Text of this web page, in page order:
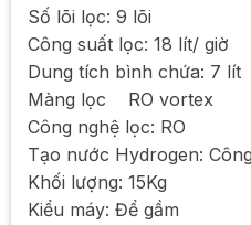
Số lõi lọc: 9 lõi
Công suất lọc: 18 lít/ giờ
Dung tích bình chứa: 7 lít
Màng lọc RO vortex
Công nghệ lọc: RO
Tạo nước Hydrogen:
Khối lượng: 15Kg
Kiểu máy: Để gầm